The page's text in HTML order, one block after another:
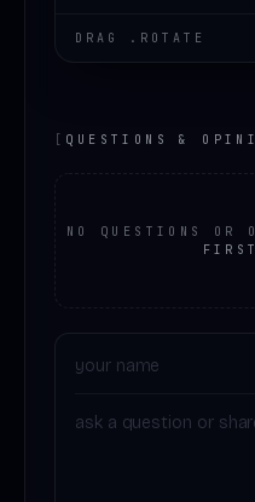
DRAG .ROTATE
QUESTIONS &
NO QUESTIONS OR